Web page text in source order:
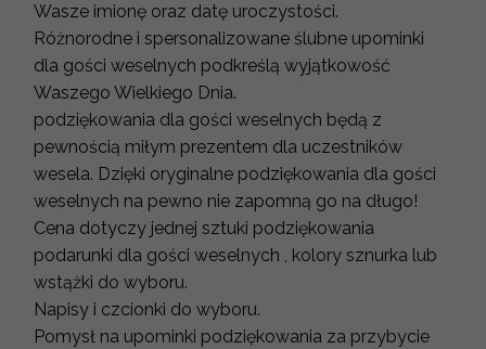
Wasze imionę oraz datę uroczystości.
Różnorodne i spersonalizowane ślubne upominki
dla gości weselnych podkreślą wyjątkowość
Waszego Wielkiego Dnia.
podziękowania dla gości weselnych będą z
pewnością miłym prezentem dla uczestników
wesela. Dzięki oryginalne podziękowania dla gości
weselnych na pewno nie zapomną go na długo!
Cena dotyczy jednej sztuki podziękowania
podarunki dla gości weselnych , kolory sznurka lub
wstążki do wyboru.
Napisy i czcionki do wyboru.
Pomysł na upominki podziękowania za przybycie